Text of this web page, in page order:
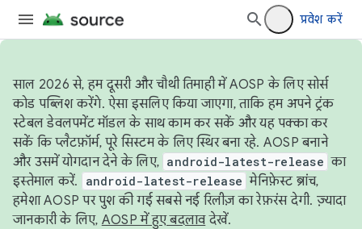
प्रवेश करें
साल 2026 से, हम दूसरी और चौथी तिमाही में AOSP के लिए सोर्स
कोड पब्लिश करेंगे. ऐसा इसलिए किया जाएगा, ताकि हम अपने ट्रंक
स्टेबल डेवलपमेंट मॉडल के साथ काम कर सकें और यह पक्का कर
सकें कि प्लैटफ़ॉर्म, पूरे सिस्टम के लिए स्थिर बना रहे. AOSP बनाने
और उसमें योगदान देने के लिए, android-latest-release का
इस्तेमाल करें.
android-latest-release मेनिफ़ेस्ट ब्रांच,
हमेशा AOSP पर पुश की गई सबसे नई रिलीज़ का रेफ़रंस देगी. ज़्यादा
जानकारी के लिए, AOSP में हुए बदलावदेखें.